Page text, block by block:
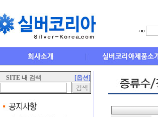
SITE 내 검색 [옵션]